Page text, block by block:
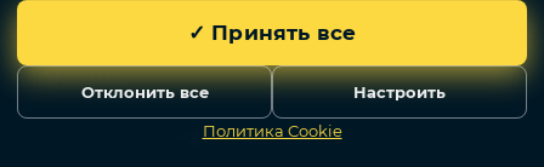
Помощь
Напишите нам
Политика Cookie
Отклонить все Настроить
✓ Принять все